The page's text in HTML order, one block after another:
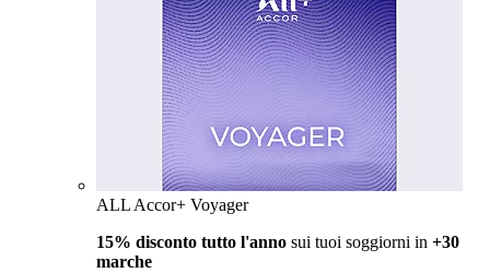
ALL Accor+ Voyager
15% disconto tutto l'anno sui tuoi soggiorni in +30
marche